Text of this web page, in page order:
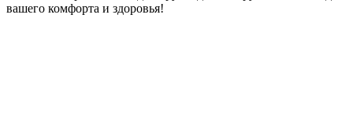
вашего комфорта и здоровья!